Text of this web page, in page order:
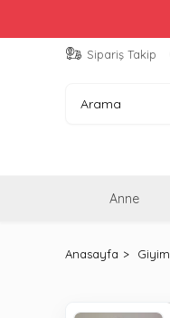
Sipariş Takip
Anne
Anasayfa Giyim